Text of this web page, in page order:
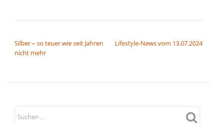
Silber – so teuer wie seit Jahren
nicht mehr
Lifestyle-News vom 13.07.2024